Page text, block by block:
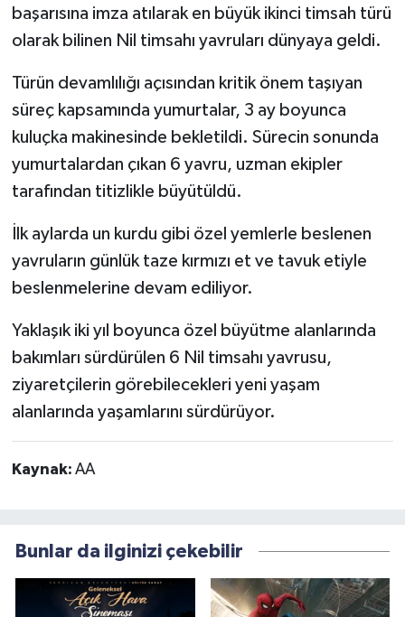
başarısına imza atılarak en büyük ikinci timsah türü
olarak bilinen Nil timsahı yavruları dünyaya geldi.
Türün devamlılığı açısından kritik önem taşıyan
süreç kapsamında yumurtalar, 3 ay boyunca
kuluçka makinesinde bekletildi. Sürecin sonunda
yumurtalardan çıkan 6 yavru, uzman ekipler
tarafından titizlikle büyütüldü.
İlk aylarda un kurdu gibi özel yemlerle beslenen
yavruların günlük taze kırmızı et ve tavuk etiyle
beslenmelerine devam ediliyor.
Yaklaşık iki yıl boyunca özel büyütme alanlarında
bakımları sürdürülen 6 Nil timsahı yavrusu,
ziyaretçilerin görebilecekleri yeni yaşam
alanlarında yaşamlarını sürdürüyor.
Kaynak: AA
Bunlar da ilginizi çekebilir